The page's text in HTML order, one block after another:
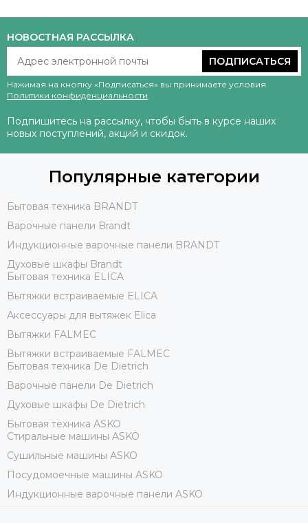
НОВОСТНАЯ РАССЫЛКА
ПОДПИСАТЬСЯ
Нажимая на кнопку «Подписаться» вы принимаете условия
Политики конфиденциальности
Подпишитесь на рассылку, чтобы быть в курсе наших
новых поступлений, акций и скидок.
Популярные категории
Бытовая техника BRANDT
Варочные панели Brandt
Индукционные варочные панели BRANDT
Духовые шкафы Brandt
Бытовая техника ELICA
Вытяжки встраиваемые ELICA
Аксессуары для вытяжек Elica
Вытяжки FALMEC
Вытяжки встраиваемые FALMEC
Бытовая техника De Dietrich
Варочные панели De Dietrich
Духовые шкафы De Dietrich
Бытовая техника ASKO
Стиральные машины ASKO
Сушильные машины ASKO
Посудомоечные машины ASKO
Индукционные варочные панели ASKO